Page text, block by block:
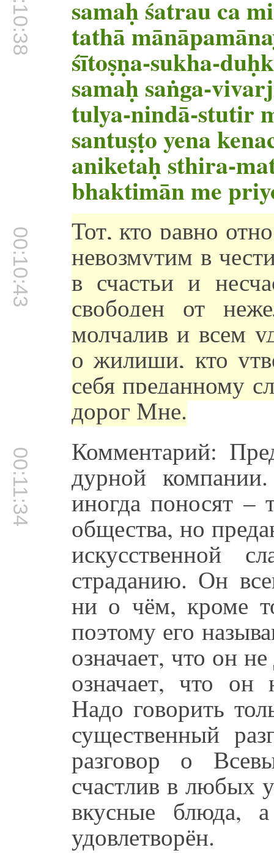
samaḥ śatrau ca
tathā
śītoṣṇa-sukha-
samaḥ saṅga-
tulya-nindā-stutir
santuṣṭo yena
aniketaḥ sthira-
bhaktimān me
00:10:43 Тот, кто равно
невозмутим в
в счастьи и
свободен от
молчалив и всем
о жилищи, кто
себя преданному
дорог Мне.
00:11:34 Комментарий:
дурной
иногда поносят –
общества, но
искусственной
страданию. Он
ни о чём, кроме
поэтому его
означает, что он
означает, что он
Надо говорить
существенный
разговор о
счастлив в любых
вкусные блюда,
удовлетворён.